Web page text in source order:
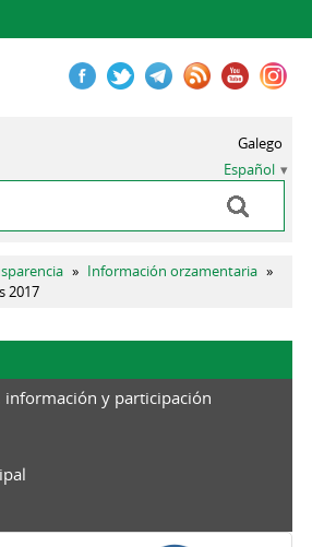
búsqueda
Galego
Español
aquí » Información orzamentaria »
2017
información y participación